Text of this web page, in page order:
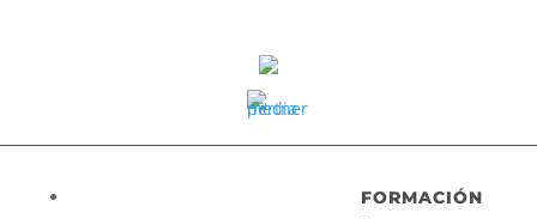
FORMACIÓN